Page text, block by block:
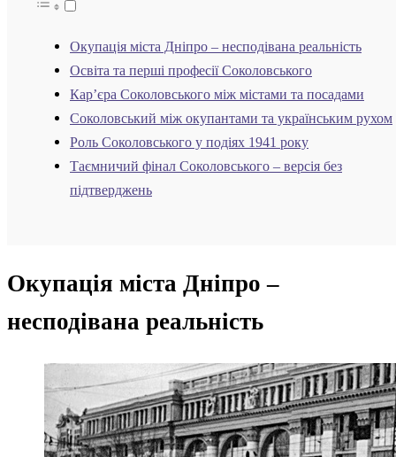
Окупація міста Дніпро – несподівана реальність
Освіта та перші професії Соколовського
Кар’єра Соколовського між містами та посадами
Соколовський між окупантами та українським рухом
Роль Соколовського у подіях 1941 року
Таємничий фінал Соколовського – версія без
підтверджень
Окупація міста Дніпро –
несподівана реальність